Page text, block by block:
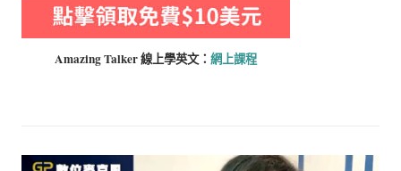
Amazing Talker 線上學英文： 網上課程